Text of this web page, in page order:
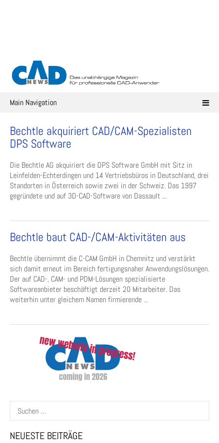
Main Navigation
Bechtle akquiriert CAD/CAM-Spezialisten
DPS Software
Die Bechtle AG akquiriert die DPS Software GmbH mit Sitz in
Leinfelden-Echterdingen und 14 Vertriebsbüros in Deutschland, drei
Standorten in Österreich sowie zwei in der Schweiz. Das 1997
gegründete und auf 3D-CAD-Software von Dassault ...
Bechtle baut CAD-/CAM-Aktivitäten aus
Bechtle übernimmt die C-CAM GmbH in Chemnitz und verstärkt
sich damit erneut im Bereich fertigungsnaher Anwendungslösungen.
Der auf CAD-, CAM- und PDM-Lösungen spezialisierte
Softwareanbieter beschäftigt derzeit 20 Mitarbeiter. Das
weiterhin unter gleichem Namen firmierende ...
Suchen
nach:
NEUESTE BEITRÄGE